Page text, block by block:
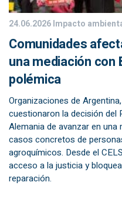
24.06.2026Impacto
Comunidades
una mediación con
polémica
Organizaciones de
cuestionaron la decisión del
Alemania de avanzar en
casos concretos de
agroquímicos. Desde el
acceso a la justicia y
reparación.